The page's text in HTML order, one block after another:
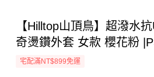
【Hilltop山頂鳥】超潑水
奇燙鑽外套 女款 櫻花粉
宅配滿NT$899免運